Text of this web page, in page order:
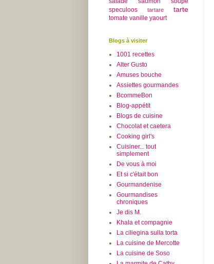
speculoos
tartare tarte
tomate vanille yaourt
Blogs à visiter
1001 recettes
Alter Gusto
Amuses bouche
Assiettes gourmandes
BcommeBon
Blog-appétit
Blogs de cuisine
Chocolat et caetera
Cooking girl's
Cuisiner... tout
simplement
De vous à moi
Et si c'était bon
Gourmandenise
Gourmandises
chroniques
Je dis M.
Khala et compagnie
La ciliegina sulla torta
La cuisine de Mercotte
La cuisine de Soso